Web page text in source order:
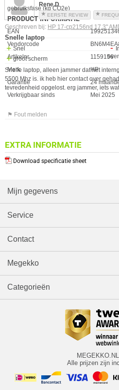
gebruiksfase (kg CO2e)
PRODUCT INFORMATIE
EAN
Vendorcode
Artikelnr
1159156
Merk
HP
Garantie
24
Verkrijgbaar sinds
Mei 2025
⚑ Fout melden
EXTRA INFORMATIE
Download specificatie sheet
Rene.D
EERSTE REVIEW
Geschreven bij: HP 17-cp2156nd 17.3"
Snelle laptop
Snel
groot scherm
Snelle laptop, alleen jammer dat het
5500 Mhz is. ik heb hier contact over
tevredenheid opgelost. erg jammer, iets
Mijn gegevens
Service
Contact
Megekko
Categorieën
Alle prijzen zijn